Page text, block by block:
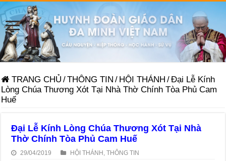
TRANG CHỦ /THÔNG TIN / HỘI THÁNH /Đại Lễ Kính
Lòng Chúa Thương Xót Tại Nhà Thờ Chính Tòa Phủ Cam
Huế
Đại Lễ Kính Lòng Chúa Thương Xót Tại Nhà
Thờ Chính Tòa Phủ Cam Huế
29/04/2019 HỘI THÁNH ,THÔNG TIN